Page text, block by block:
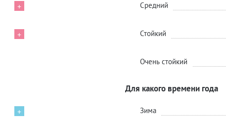
+
+
Средний
Стойкий
Очень стойкий
+
Для какого времени года
Зима